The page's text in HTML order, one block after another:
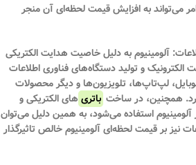
می‌تواند به افزایش قیمت لحظه‌ای آن منجر
آلومینیوم به دلیل خاصیت هدایت الکتریکی
و تولید دستگاه‌های فناوری اطلاعات
لپ‌تاپ‌ها، تلویزیون‌ها و دیگر محصولات
دارد. همچنین، در ساخت باتری ‌های الکتریکی و
استفاده می‌شود، به همین دلیل می‌توان
نیز بر قیمت لحظه‌ای آلومینیوم خالص تاثیرگذار